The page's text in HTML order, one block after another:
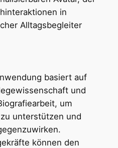
in
Alltagsbegleiter
basiert auf
und
um
unterstützen und
können den